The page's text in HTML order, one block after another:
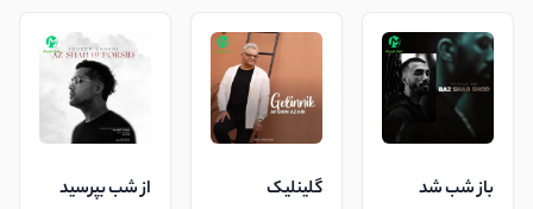
باز شب شد گلینلیک از شب بپرسید